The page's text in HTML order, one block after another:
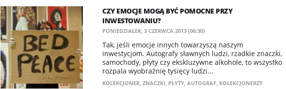
CZY EMOCJE MOGĄ BYĆ POMOCNE PRZY
INWESTOWANIU?
PONIEDZIAŁEK, 3 CZERWCA 2013 (06:30)
Tak, jeśli emocje innych towarzyszą naszym
inwestycjom. Autografy sławnych ludzi, rzadkie znaczki,
samochody, płyty czy ekskluzywne alkohole, to wszystko
rozpala wyobraźnię tysięcy ludzi...
KOLEKCJONER, ZNACZKI, PŁYTY, AUTOGRAF, KOLEKCJONERZY